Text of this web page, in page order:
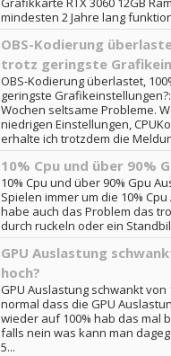
mindesten 2 Jahre lang
OBS-Kodierung
trotz geringste
OBS-Kodierung überlastet,
geringste
Wochen seltsame Probleme.
niedrigen Einstellungen,
erhalte ich trotzdem die
10% Cpu und über 90%
10% Cpu und über 90% Gpu
Spielen immer um die 10%
habe auch das Problem das
durch ruckeln oder ein
GPU Auslastung
hoch?
GPU Auslastung schwankt
normal dass die GPU
wieder auf 100% hab das mal
falls nein was kann man
5...